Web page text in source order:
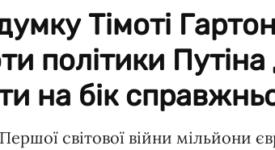
Тімоті
політики
на бік
світової війни мільйони